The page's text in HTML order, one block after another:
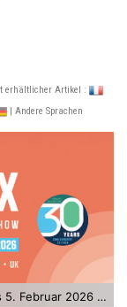
erhältlicher Artikel :
| Andere Sprachen
30. Jubiläumsausgabe von SPATEX vom 3. bis 5. Februar 2026 in Coventry